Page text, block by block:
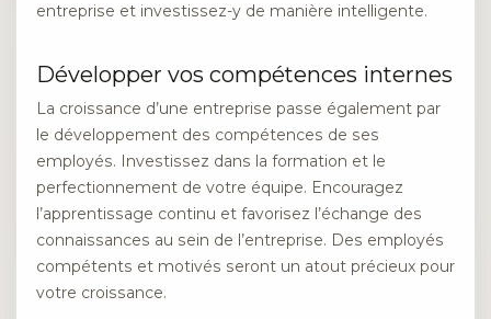
entreprise et investissez-y de manière intelligente.
Développer vos compétences internes
La croissance d’une entreprise passe également par
le développement des compétences de ses
employés. Investissez dans la formation et le
perfectionnement de votre équipe. Encouragez
l’apprentissage continu et favorisez l’échange des
connaissances au sein de l’entreprise. Des employés
compétents et motivés seront un atout précieux pour
votre croissance.